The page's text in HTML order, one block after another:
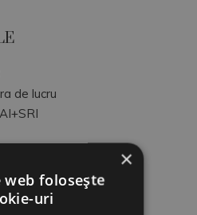
de lucru
×
web folosește
uri